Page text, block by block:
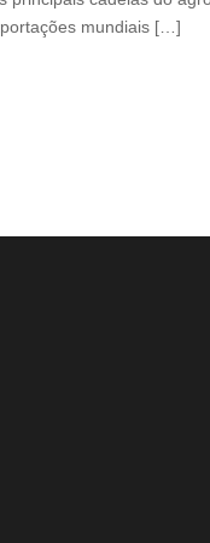
mundiais […]